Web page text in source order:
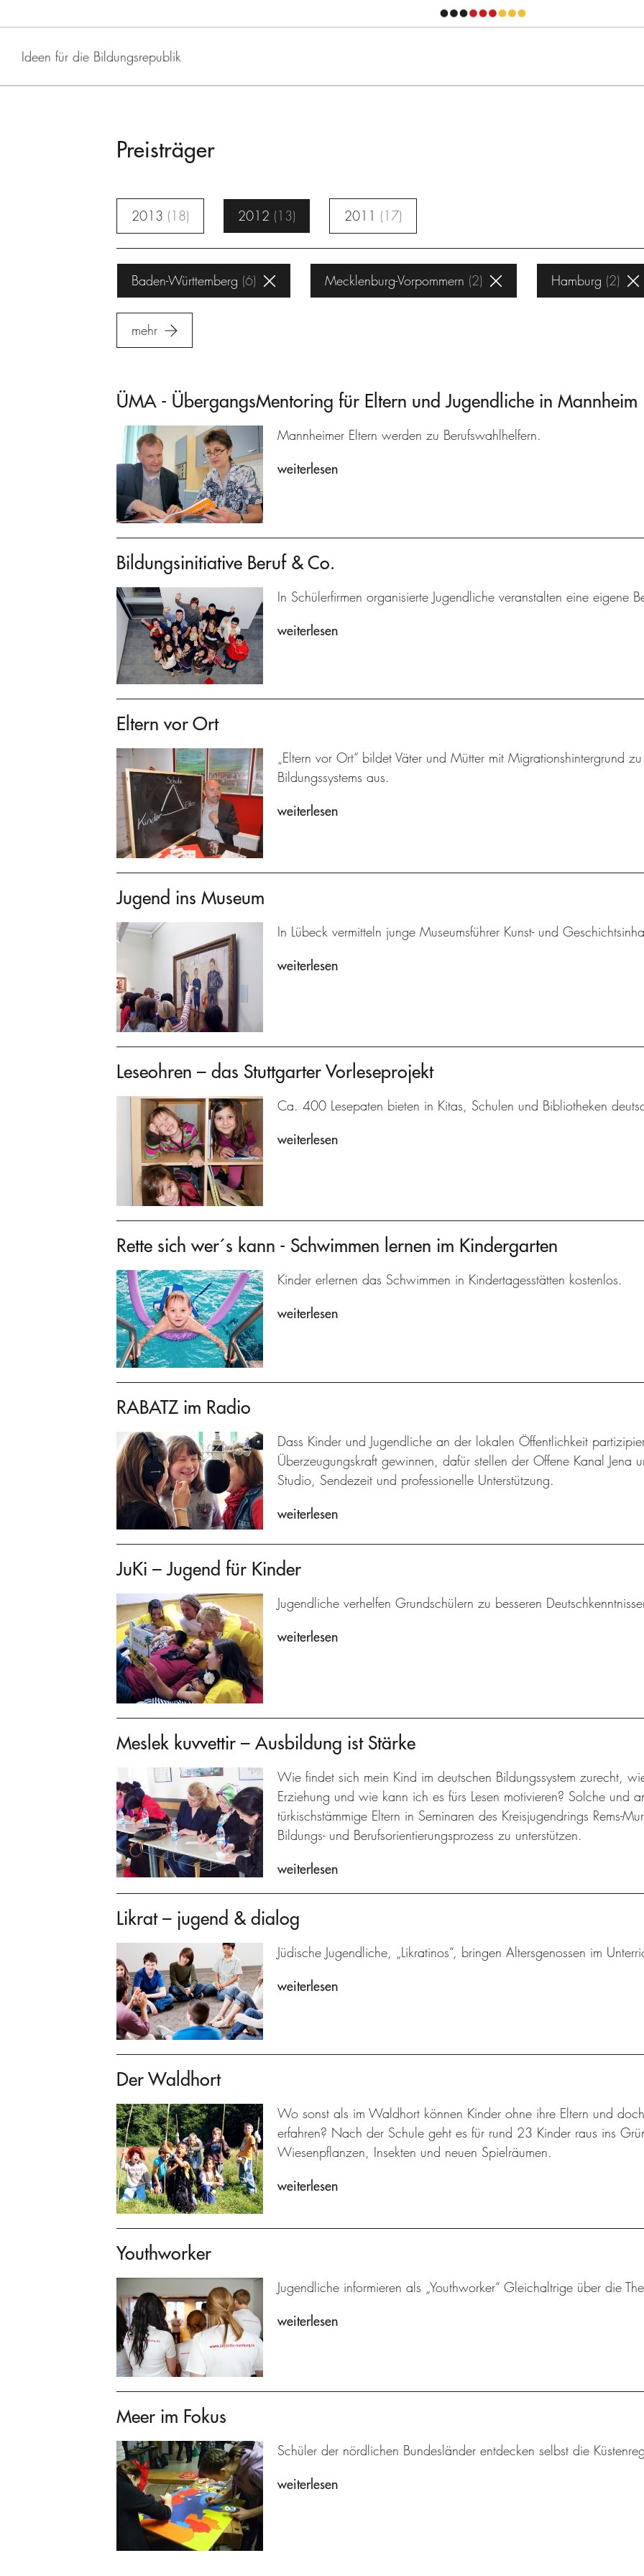
Ideen für die Bildungsrepublik
Preisträger
2013 18 2012 13 2011 17
Baden-Württemberg 6 Mecklenburg-Vorpommern 2 Hamburg 2
mehr
ÜMA - ÜbergangsMentoring für Eltern und Jugendliche in Mannheim
Mannheimer Eltern werden zu Berufswahlhelfern.
weiterlesen
Bildungsinitiative Beruf & Co.
In Schülerfirmen organisierte Jugendliche veranstalten eine eigene
weiterlesen
Eltern vor Ort
„Eltern vor Ort“ bildet Väter und Mütter mit Migrationshintergrund
Bildungssystems aus.
weiterlesen
Jugend ins Museum
In Lübeck vermitteln junge Museumsführer Kunst- und
weiterlesen
Leseohren – das Stuttgarter Vorleseprojekt
Ca. 400 Lesepaten bieten in Kitas, Schulen und Bibliotheken
weiterlesen
Rette sich wer´s kann - Schwimmen lernen im Kindergarten
Kinder erlernen das Schwimmen in Kindertagesstätten kostenlos.
weiterlesen
RABATZ im Radio
Dass Kinder und Jugendliche an der lokalen Öffentlichkeit
Überzeugungskraft gewinnen, dafür stellen der Offene Kanal Jena
Studio, Sendezeit und professionelle Unterstützung.
weiterlesen
JuKi – Jugend für Kinder
Jugendliche verhelfen Grundschülern zu besseren
weiterlesen
Meslek kuvvettir – Ausbildung ist Stärke
Wie findet sich mein Kind im deutschen Bildungssystem zurecht,
Erziehung und wie kann ich es fürs Lesen motivieren? Solche und
türkischstämmige Eltern in Seminaren des Kreisjugendrings Rems-
Bildungs- und Berufsorientierungsprozess zu unterstützen.
weiterlesen
Likrat – jugend & dialog
Jüdische Jugendliche, „Likratinos“, bringen Altersgenossen im
weiterlesen
Der Waldhort
Wo sonst als im Waldhort können Kinder ohne ihre Eltern und
erfahren? Nach der Schule geht es für rund 23 Kinder raus ins
Wiesenpflanzen, Insekten und neuen Spielräumen.
weiterlesen
Youthworker
Jugendliche informieren als „Youthworker“ Gleichaltrige über die
weiterlesen
Meer im Fokus
Schüler der nördlichen Bundesländer entdecken selbst die
weiterlesen